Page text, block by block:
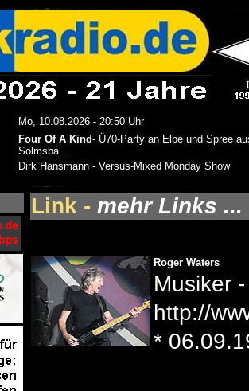
Link - mehr Links ...
Roger Waters
Musiker
http://
*